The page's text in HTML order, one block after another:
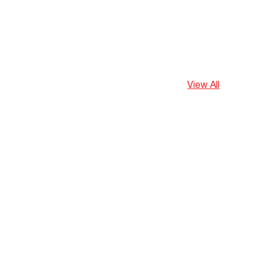
View All